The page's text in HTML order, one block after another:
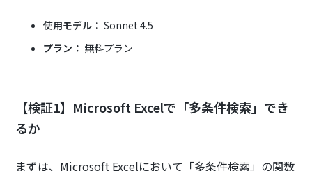
使用モデル： Sonnet 4.5
プラン： 無料プラン
【検証1】Microsoft Excelで「多条件検索」でき
るか
まずは、Microsoft Excelにおいて「多条件検索」の関数